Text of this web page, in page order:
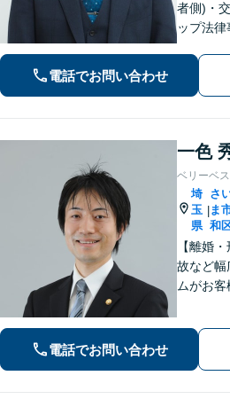
者側)・
ップ法律
対応(法
専門性
電話でお問い合わせ
一色
ベリーベ
埼
玉
県
|
さ
ま
和
【離婚
故など幅
ムがお客
電話でお問い合わせ